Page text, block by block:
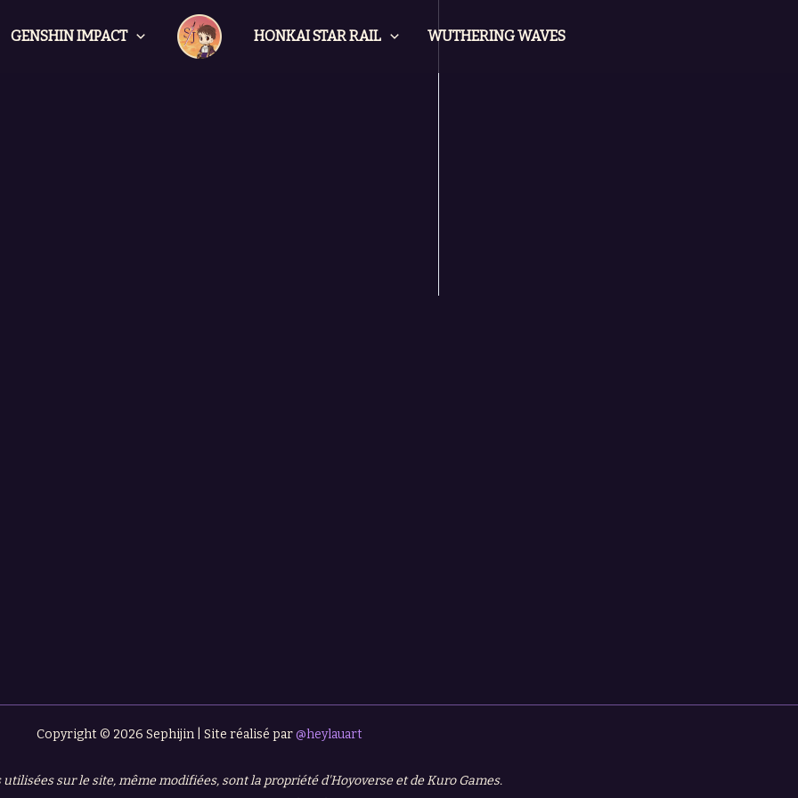
GENSHIN IMPACT HONKAI STAR RAIL WUTHERING WAVES
Copyright © 2026 Sephijin | Site réalisé par@heylauart
utilisées sur le site, même modifiées, sont la propriété d'Hoyoverse et de Kuro Games.